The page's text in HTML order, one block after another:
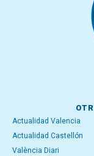
Actualidad Valencia
Actualidad Castellón
València Diari